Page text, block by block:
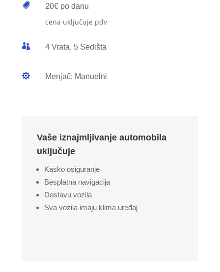
 20€ po danu
cena uključuje pdv
 4 Vrata, 5 Sedišta
 Menjač: Manuelni
Vaše iznajmljivanje automobila
uključuje
Kasko osiguranje
Besplatna navigacija
Dostavu vozila
Sva vozila imaju klima uređaj